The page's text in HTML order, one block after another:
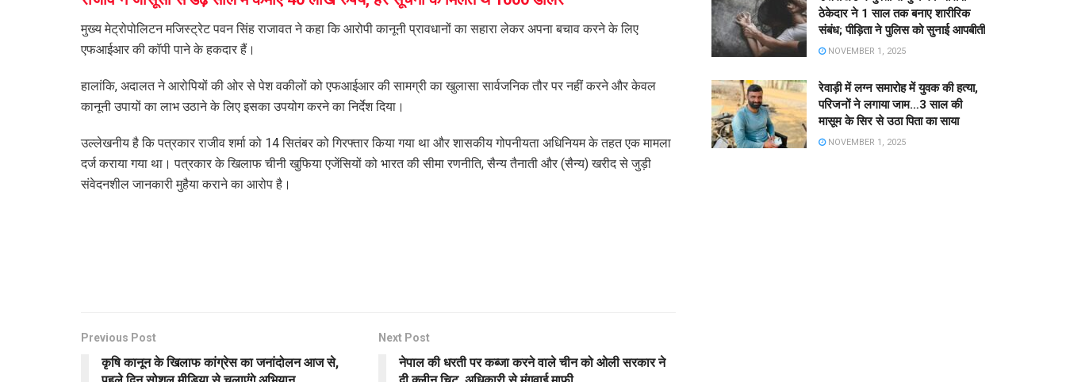
मुख्य मेट्रोपोलिटन मजिस्ट्रेट पवन सिंह राजावत ने कहा कि आरोपी कानूनी प्रावधानों का सहारा लेकर अपना बचाव करने के लिए
एफआईआर की कॉपी पाने के हकदार हैं।
हालांकि, अदालत ने आरोपियों की ओर से पेश वकीलों को एफआईआर की सामग्री का खुलासा सार्वजनिक तौर पर नहीं करने और केवल
कानूनी उपायों का लाभ उठाने के लिए इसका उपयोग करने का निर्देश दिया।
उल्लेखनीय है कि पत्रकार राजीव शर्मा को 14 सितंबर ​को गिरफ्तार किया गया था और शासकीय गोपनीयता अधिनियम के तहत एक मामला
दर्ज कराया गया था। पत्रकार के खिलाफ चीनी खुफिया एजेंसियों को भारत की सीमा रणनीति, सैन्य तैनाती और (सैन्य) खरीद से जुड़ी
संवेदनशील जानकारी मुहैया कराने का आरोप है।
Previous Post
कृषि कानून के खिलाफ कांग्रेस का जनांदोलन आज से,
Next Post
नेपाल की धरती पर कब्जा करने वाले चीन को ओली सरकार ने
ठेकेदार ने 1 साल तक बनाए शारीरिक
संबंध; पीड़िता ने पुलिस को सुनाई आपबीती
NOVEMBER 1, 2025
रेवाड़ी में लग्न समारोह में युवक की हत्या,
परिजनों ने लगाया जाम…3 साल की
मासूम के सिर से उठा पिता का साया
NOVEMBER 1, 2025